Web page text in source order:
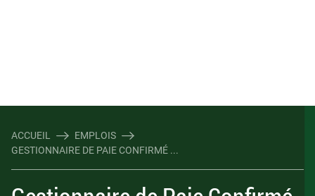
ACCUEIL
EMPLOIS
GESTIONNAIRE DE PAIE CONFIRMÉ ...